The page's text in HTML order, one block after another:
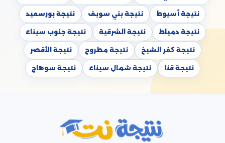
نتيجة أسيوط نتيجة بني سويف نتيجة بورسعيد
نتيجة دمياط نتيجة الشرقية نتيجة جنوب سيناء
نتيجة كفر الشيخ نتيجة مطروح نتيجة الأقصر
نتيجة قنا نتيجة شمال سيناء نتيجة سوهاج